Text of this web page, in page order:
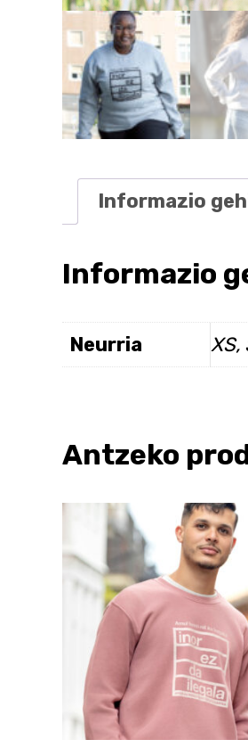
Informazio
Informazio
Neurria XS,
Antzeko